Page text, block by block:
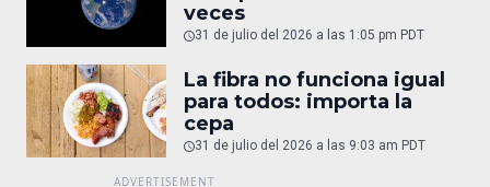
veces
31 de julio del 2026 a las 1:05 pm PDT
La fibra no funciona igual
para todos: importa la
cepa
31 de julio del 2026 a las 9:03 am PDT